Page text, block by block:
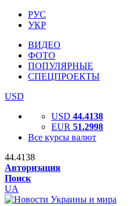
РУС
УКР
ВИДЕО
ФОТО
ПОПУЛЯРНЫЕ
СПЕЦПРОЕКТЫ
USD
USD 44.4138
EUR 51.2998
Все курсы валют
44.4138
Авторизация
Поиск
UA